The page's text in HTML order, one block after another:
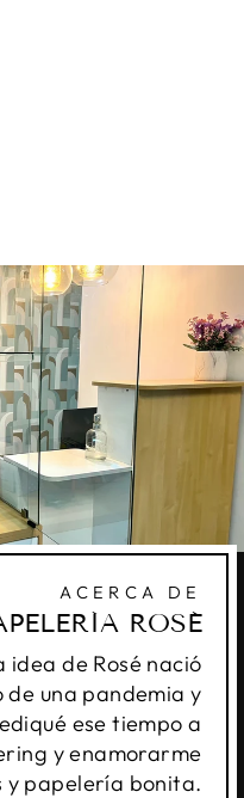
ACERCA DE
ROSÉ
idea de Rosé nació
de una pandemia y
ese tiempo a
y enamorarme
y papelería bonita.